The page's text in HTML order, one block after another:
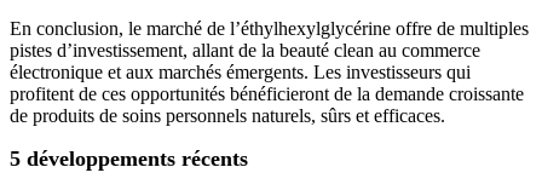
En conclusion, le marché de l’éthylhexylglycérine offre de multiples
pistes d’investissement, allant de la beauté clean au commerce
électronique et aux marchés émergents. Les investisseurs qui
profitent de ces opportunités bénéficieront de la demande croissante
de produits de soins personnels naturels, sûrs et efficaces.
5 développements récents